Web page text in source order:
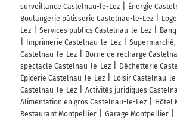
surveillance Castelnau-le-Lez
Énergie
Boulangerie pâtisserie Castelnau-le-Lez
Lez
Services publics Castelnau-le-Lez
Imprimerie Castelnau-le-Lez
Castelnau-le-Lez
Borne de recharge
spectacle Castelnau-le-Lez
Déchetterie
Épicerie Castelnau-le-Lez
Loisir Castelnau-
Castelnau-le-Lez
Activités juridiques
Alimentation en gros Castelnau-le-Lez
Hôtel
Restaurant Montpellier
Garage Montpellier